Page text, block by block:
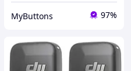
MyButtons 97%